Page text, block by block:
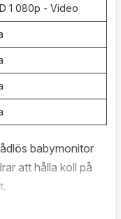
möjlighet
var de än befinner
1 080p - Video
babymonitor
att hålla koll på